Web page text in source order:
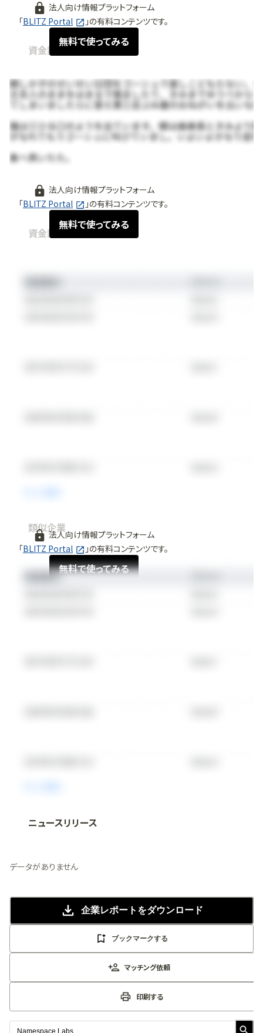
法人向け情報プラットフォーム
「BLITZ Portal 」の有料コンテンツです。
無料で使ってみる
資金調達情報
法人向け情報プラットフォーム
「BLITZ Portal 」の有料コンテンツです。
無料で使ってみる
資金調達情報
法人向け情報プラットフォーム
「BLITZ Portal 」の有料コンテンツです。
無料で使ってみる
類似企業
法人向け情報プラットフォーム
無料で使ってみる
ニュースリリース
データがありません
企業レポート をダウンロード
ブックマークする
マッチング依頼
印刷する